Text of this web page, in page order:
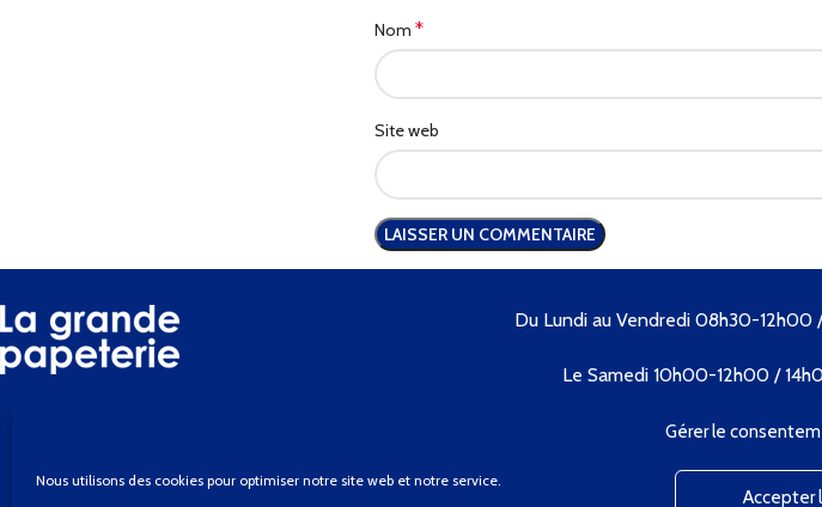
Gérer le
Nous utilisons des cookies pour optimiser notre site web et notre service.
Accepter
Nom *
Site web
Du Lundi au Vendredi 08h30-12h00
Le Samedi 10h00-12h00 /
Tél. 04 73 89 09 57